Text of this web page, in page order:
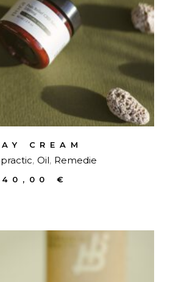
CREAM
Oil Remedie
40,00 €